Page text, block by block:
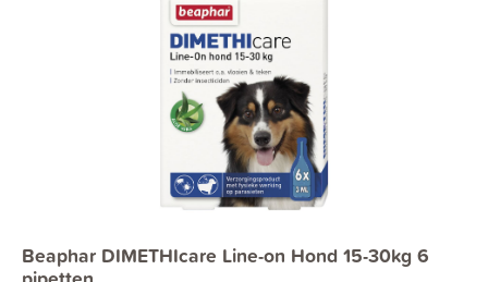
Beaphar DIMETHIcare Line-on Hond 15-30kg 6